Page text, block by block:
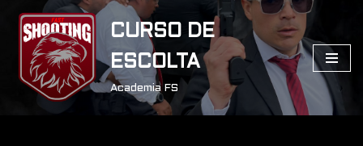
Saltar
contenido
CURSO DE
ESCOLTA
Academia FS